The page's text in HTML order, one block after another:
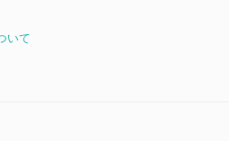
いて